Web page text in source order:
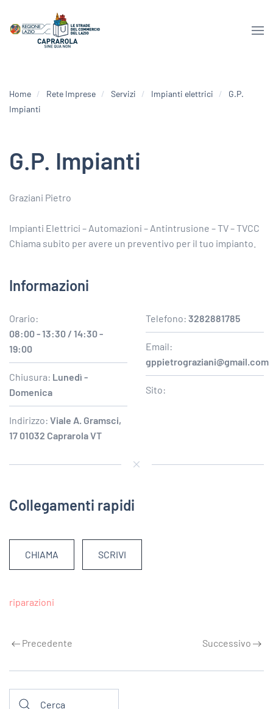
Home Rete Imprese Servizi Impianti elettrici
G.P.
Impianti
G.P. Impianti
Graziani Pietro
Impianti Elettrici – Automazioni – Antintrusione – TV – TVCC
Chiama subito per avere un preventivo per il tuo impianto.
Informazioni
Orario:
08:00 - 13:30 / 14:30 -
19:00
Chiusura: Lunedì -
Domenica
Indirizzo: Viale A. Gramsci,
17 01032 Caprarola VT
Telefono: 3282881785
Email:
gppietrograziani@gmail.com
Sito:
Collegamenti rapidi
CHIAMA SCRIVI
riparazioni
Precedente Successivo